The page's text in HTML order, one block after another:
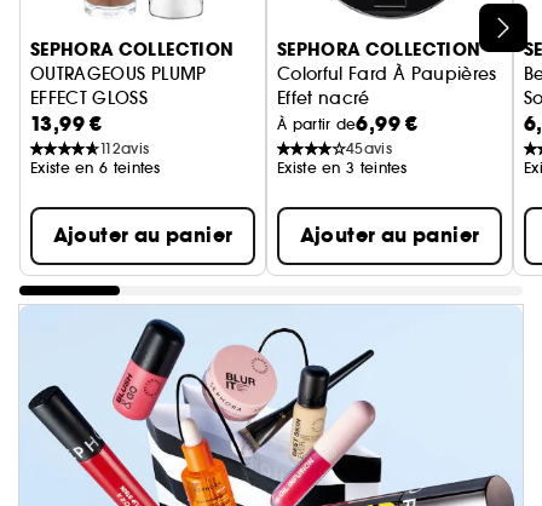
Ignorer le carrousel produits
SEPHORA COLLECTION
OUTRAGEOUS PLUMP
EFFECT GLOSS
GLOSS OUTRAGEOUS EFFET VOLUME
13,99 €
112avis
Existe en 6 teintes
Ajouter au panier
SEPHORA COLLECTION
Colorful Fard À Paupières
Effet nacré
À partir de6,99 €
45avis
Existe en 3 teintes
Ajouter au panier